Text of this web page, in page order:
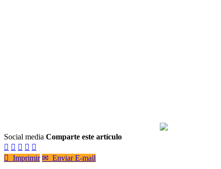
Social media Comparte este artículo
    
 Imprimir ✉ Enviar E-mail